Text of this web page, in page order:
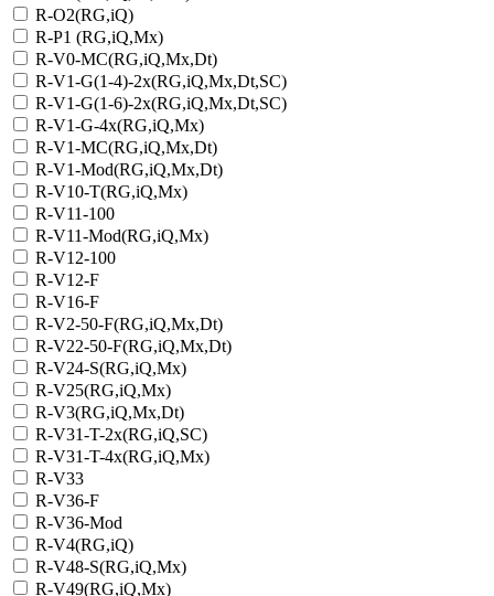
R-O2(RG,iQ)
R-P1 (RG,iQ,Mx)
R-V0-MC(RG,iQ,Mx,Dt)
R-V1-G(1-4)-2х(RG,iQ,Mx,Dt,SC)
R-V1-G(1-6)-2x(RG,iQ,Mx,Dt,SC)
R-V1-G-4х(RG,iQ,Mx)
R-V1-MC(RG,iQ,Mx,Dt)
R-V1-Mod(RG,iQ,Mx,Dt)
R-V10-T(RG,iQ,Mx)
R-V11-100
R-V11-Mod(RG,iQ,Mx)
R-V12-100
R-V12-F
R-V16-F
R-V2-50-F(RG,iQ,Mx,Dt)
R-V22-50-F(RG,iQ,Mx,Dt)
R-V24-S(RG,iQ,Mx)
R-V25(RG,iQ,Mx)
R-V3(RG,iQ,Mx,Dt)
R-V31-T-2x(RG,iQ,SC)
R-V31-T-4x(RG,iQ,Mx)
R-V33
R-V36-F
R-V36-Mod
R-V4(RG,iQ)
R-V48-S(RG,iQ,Mx)
R-V49(RG,iQ,Mx)